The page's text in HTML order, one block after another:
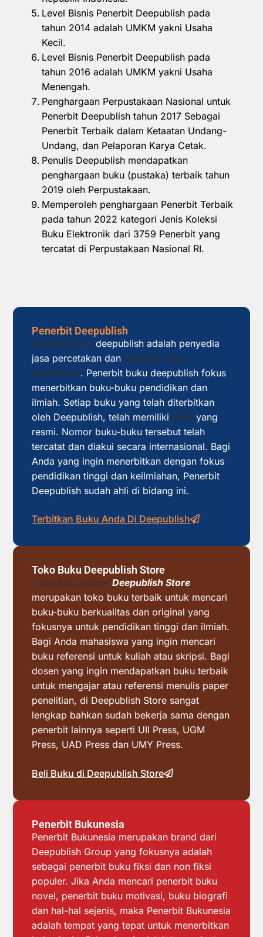
Level Bisnis Penerbit Deepublish pada
tahun 2014 adalah UMKM yakni Usaha
Kecil.
Level Bisnis Penerbit Deepublish pada
tahun 2016 adalah UMKM yakni Usaha
Menengah.
Penghargaan Perpustakaan Nasional untuk
Penerbit Deepublish tahun 2017 Sebagai
Penerbit Terbaik dalam Ketaatan Undang-
Undang, dan Pelaporan Karya Cetak.
Penulis Deepublish mendapatkan
penghargaan buku (pustaka) terbaik tahun
2019 oleh Perpustakaan.
Memperoleh penghargaan Penerbit Terbaik
pada tahun 2022 kategori Jenis Koleksi
Buku Elektronik dari 3759 Penerbit yang
tercatat di Perpustakaan Nasional RI.
Penerbit Deepublish
Penerbit buku deepublish adalah penyedia
jasa percetakan dan penerbit buku
pendidikan. Penerbit buku deepublish fokus
menerbitkan buku-buku pendidikan dan
ilmiah. Setiap buku yang telah diterbitkan
oleh Deepublish, telah memiliki ISBN yang
resmi. Nomor buku-buku tersebut telah
tercatat dan diakui secara internasional. Bagi
Anda yang ingin menerbitkan dengan fokus
pendidikan tinggi dan keilmiahan, Penerbit
Deepublish sudah ahli di bidang ini.
Terbitkan Buku Anda Di Deepublish
Toko Buku Deepublish Store
Toko Buku Online Deepublish Store
merupakan toko buku terbaik untuk mencari
buku-buku berkualitas dan original yang
fokusnya untuk pendidikan tinggi dan ilmiah.
Bagi Anda mahasiswa yang ingin mencari
buku referensi untuk kuliah atau skripsi. Bagi
dosen yang ingin mendapatkan buku terbaik
untuk mengajar atau referensi menulis paper
penelitian, di Deepublish Store sangat
lengkap bahkan sudah bekerja sama dengan
penerbit lainnya seperti UII Press, UGM
Press, UAD Press dan UMY Press.
Beli Buku di Deepublish Store
Penerbit Bukunesia
Penerbit Bukunesia merupakan brand dari
Deepublish Group yang fokusnya adalah
sebagai penerbit buku fiksi dan non fiksi
populer. Jika Anda mencari penerbit buku
novel, penerbit buku motivasi, buku biografi
dan hal-hal sejenis, maka Penerbit Bukunesia
adalah tempat yang tepat untuk menerbitkan